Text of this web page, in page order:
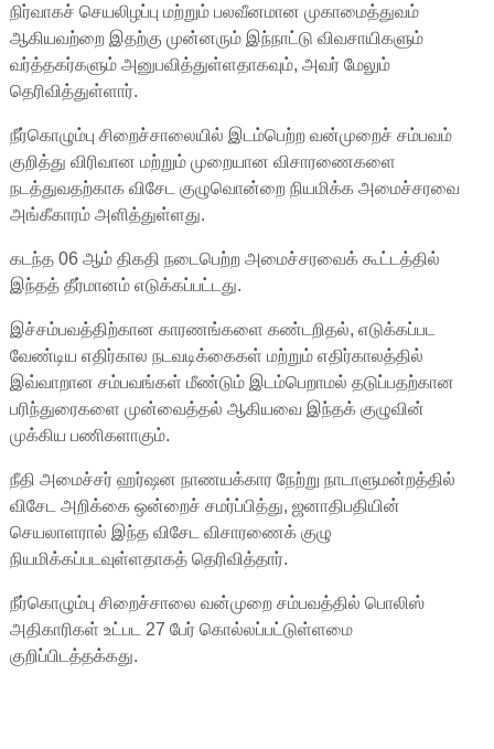
நிர்வாகச் செயலிழப்பு மற்றும் பலவீனமான முகாமைத்துவம்
ஆகியவற்றை இதற்கு முன்னரும் இந்நாட்டு விவசாயிகளும்
வர்த்தகர்களும் அனுபவித்துள்ளதாகவும், அவர் மேலும்
தெரிவித்துள்ளார்.
நீர்கொழும்பு சிறைச்சாலையில் இடம்பெற்ற வன்முறைச் சம்பவம்
குறித்து விரிவான மற்றும் முறையான விசாரணைகளை
நடத்துவதற்காக விசேட குழுவொன்றை நியமிக்க அமைச்சரவை
அங்கீகாரம் அளித்துள்ளது.
கடந்த 06 ஆம் திகதி நடைபெற்ற அமைச்சரவைக் கூட்டத்தில்
இந்தத் தீர்மானம் எடுக்கப்பட்டது.
இச்சம்பவத்திற்கான காரணங்களை கண்டறிதல், எடுக்கப்பட
வேண்டிய எதிர்கால நடவடிக்கைகள் மற்றும் எதிர்காலத்தில்
இவ்வாறான சம்பவங்கள் மீண்டும் இடம்பெறாமல் தடுப்பதற்கான
பரிந்துரைகளை முன்வைத்தல் ஆகியவை இந்தக் குழுவின்
முக்கிய பணிகளாகும்.
நீதி அமைச்சர் ஹர்ஷன நாணயக்கார நேற்று நாடாளுமன்றத்தில்
விசேட அறிக்கை ஒன்றைச் சமர்ப்பித்து, ஜனாதிபதியின்
செயலாளரால் இந்த விசேட விசாரணைக் குழு
நியமிக்கப்படவுள்ளதாகத் தெரிவித்தார்.
நீர்கொழும்பு சிறைச்சாலை வன்முறை சம்பவத்தில் பொலிஸ்
அதிகாரிகள் உட்பட 27 பேர் கொல்லப்பட்டுள்ளமை
குறிப்பிடத்தக்கது.